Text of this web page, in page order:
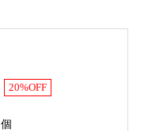
20%OFF
個